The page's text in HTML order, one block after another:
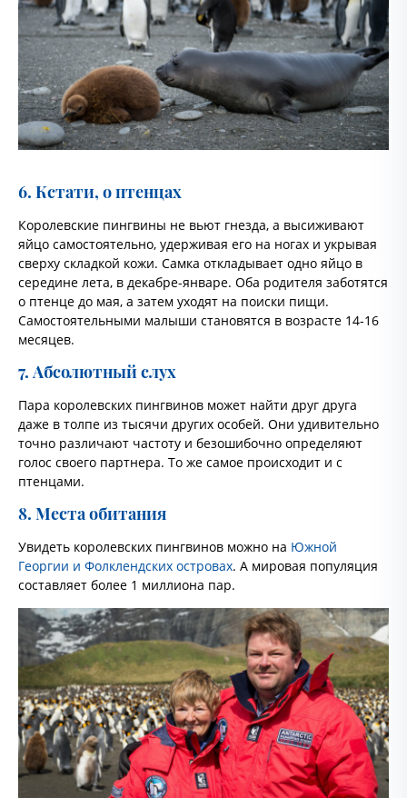
6. Кстати, о птенцах
Королевские пингвины не вьют гнезда, а высиживают
яйцо самостоятельно, удерживая его на ногах и укрывая
сверху складкой кожи. Самка откладывает одно яйцо в
середине лета, в декабре-январе. Оба родителя заботятся
о птенце до мая, а затем уходят на поиски пищи.
Самостоятельными малыши становятся в возрасте 14-16
месяцев.
7. Абсолютный слух
Пара королевских пингвинов может найти друг друга
даже в толпе из тысячи других особей. Они удивительно
точно различают частоту и безошибочно определяют
голос своего партнера. То же самое происходит и с
птенцами.
8. Места обитания
Увидеть королевских пингвинов можно на Южной
Георгии и Фолклендских островах. А мировая популяция
составляет более 1 миллиона пар.